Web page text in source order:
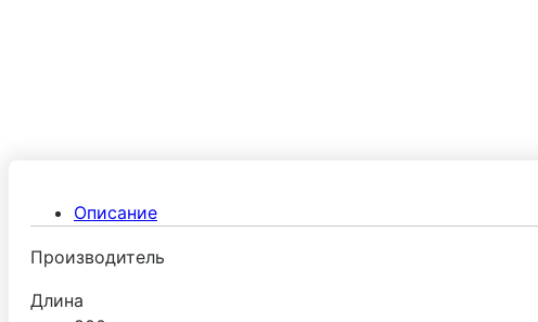
Описание
Производитель
Длина